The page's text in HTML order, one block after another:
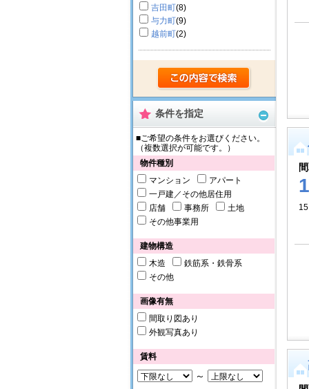
吉田町(8)
与力町(9)
越前町(2)
条件を指定
■ご希望の条件をお選びください。
（複数選択が可能です。）
物件種別
マンション
アパート
一戸建／その他居住用
店舗
事務所
土地
その他事業用
建物構造
木造
鉄筋系・鉄骨系
その他
画像有無
間取り図あり
外観写真あり
賃料
～